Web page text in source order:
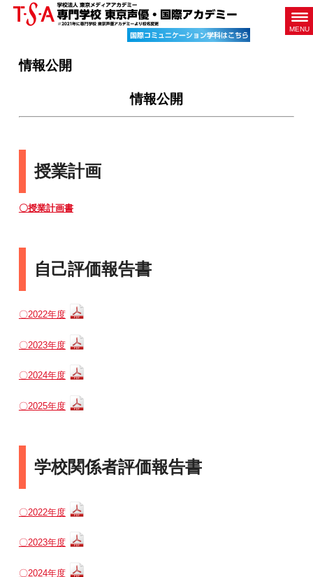
MENU
情報公開
情報公開
授業計画
〇授業計画書
自己評価報告書
〇2022年度
〇2023年度
〇2024年度
〇2025年度
学校関係者評価報告書
〇2022年度
〇2023年度
〇2024年度